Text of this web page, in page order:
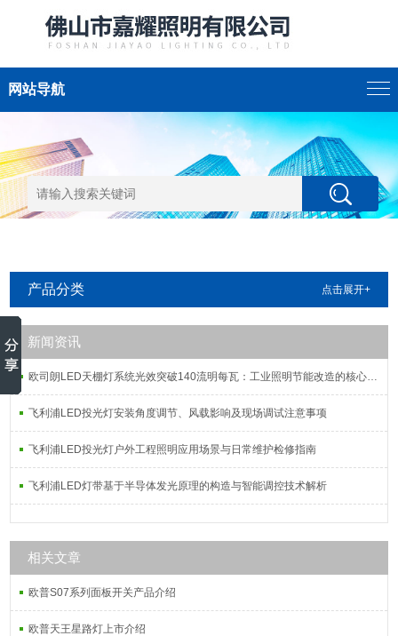
网站导航
产品分类 点击展开+
新闻资讯
欧司朗LED天棚灯系统光效突破140流明每瓦：工业照明节能改造的核心指标解析
飞利浦LED投光灯安装角度调节、风载影响及现场调试注意事项
飞利浦LED投光灯户外工程照明应用场景与日常维护检修指南
飞利浦LED灯带基于半导体发光原理的构造与智能调控技术解析
相关文章
欧普S07系列面板开关产品介绍
欧普天王星路灯上市介绍